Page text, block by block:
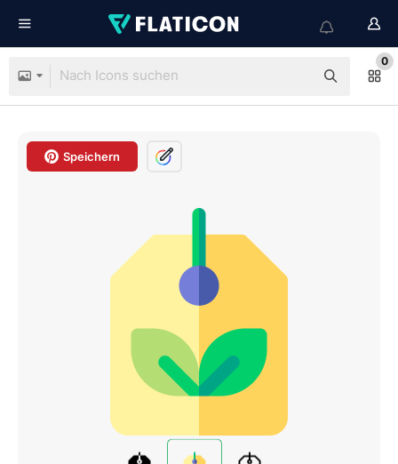
0
Speichern